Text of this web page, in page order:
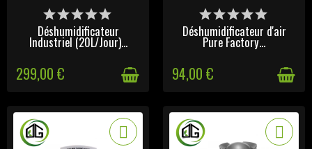
DERNIERS ARTICLES EN
STOCK
Déshumidificateur
Industriel (20L/Jour)...
299,00 €
DERNIERS ARTICLES EN
STOCK
Déshumidificateur d'air
Pure Factory...
94,00 €